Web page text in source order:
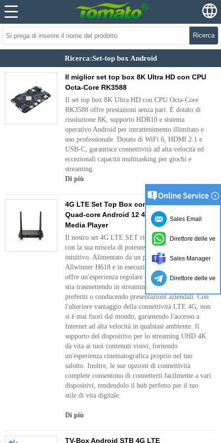
Ricerca
Ricerca:Set-top box Android
Il miglior set top box 8K Ultra HD con CPU
Octa-Core RK3588
Il set top box 8K Ultra HD con CPU Octa-Core
RK3588 offre prestazioni senza pari. È dotato di
risoluzione 8K, supporto HDR10 e sistema
operativo Android per intrattenimento illimitato e
uso professionale. Dotato di WiFi 6, HDMI 2.1 e
USB-C, garantisce connettività ad alta velocità ed
eccezionali capacità multitasking per giochi e
streaming.
Di più
4G LTE Set Top Box con Allwinner H618
Quad-core Android 12 4K UHD Streaming
Media Player
Il nostro set 4G LTE SET ridefinisce lo streaming
con la sua miscela di potente hardware e software
intuitivo. Alimentato da un processore quad-core
Allwinner H618 e in esecuzione su Android 12,
offre un'esperienza regolare e reattiva, sia che tu
stia trasmettendo in streaming i tuoi spettacoli
preferiti o conducendo presentazioni aziendali. Con
l'ulteriore vantaggio della connettività LTE 4G, non
si è mai fuori dal mondo, garantendo l'accesso a
Internet ad alta velocità in qualsiasi ambiente. Il
supporto del dispositivo per lo streaming UHD 4K
dà vita ai tuoi contenuti visivi, fornendo
un'esperienza cinematografica proprio nel tuo
salotto. Inoltre, le sue opzioni di connettività
complete consentono di connetterti facilmente a vari
dispositivi, rendendolo il hub perfetto per il tuo
stile di vita digitale.
Di più
TV-Box Android STB 4G LTE
Sales Email
Direttore delle
Sales Manager
Direttore delle